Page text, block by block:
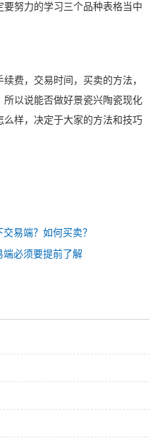
努力的学习三个品种表格当中
费，交易时间，买卖的方法，
以说能否做好景瓷兴陶瓷现化
样，决定于大家的方法和技巧
易端？如何买卖？
端必须要提前了解